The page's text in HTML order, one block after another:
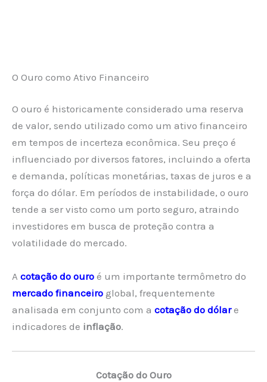
O Ouro como Ativo Financeiro
O ouro é historicamente considerado uma reserva
de valor, sendo utilizado como um ativo financeiro
em tempos de incerteza econômica. Seu preço é
influenciado por diversos fatores, incluindo a oferta
e demanda, políticas monetárias, taxas de juros e a
força do dólar. Em períodos de instabilidade, o ouro
tende a ser visto como um porto seguro, atraindo
investidores em busca de proteção contra a
volatilidade do mercado.
A cotação do ouro é um importante termômetro do
mercado financeiro global, frequentemente
analisada em conjunto com a cotação do dólare
indicadores de inflação.
Cotação do Ouro